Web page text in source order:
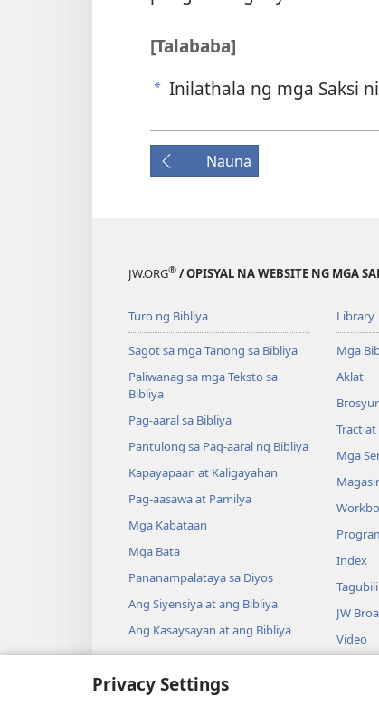
Privacy Settings
[Talababa]
a Inilathala ng mga Saksi
Nauna
JW.ORG® / OPISYAL NA WEBSITE NG MGA
Turo ng Bibliya
Sagot sa mga Tanong sa Bibliya
Paliwanag sa mga Teksto sa
Bibliya
Pag-aaral sa Bibliya
Pantulong sa Pag-aaral ng Bibliya
Kapayapaan at Kaligayahan
Pag-aasawa at Pamilya
Mga Kabataan
Mga Bata
Pananampalataya sa Diyos
Ang Siyensiya at ang Bibliya
Ang Kasaysayan at ang Bibliya
Library
Mga
Aklat
Tract
Mga
Index
JW
Video